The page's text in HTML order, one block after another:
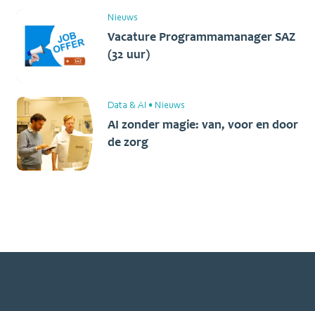
Nieuws
Vacature Programmamanager SAZ
(32 uur)
Data & AI • Nieuws
AI zonder magie: van, voor en door
de zorg